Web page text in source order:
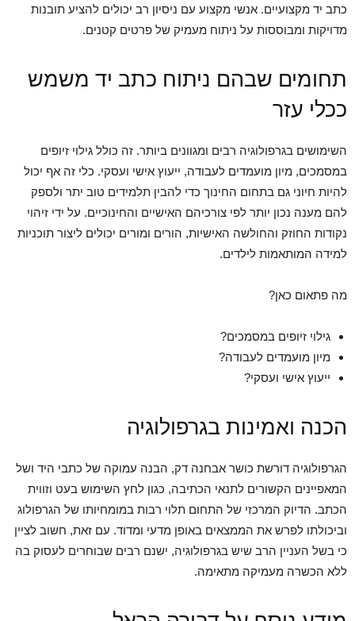
כתב יד מקצועיים. אנשי מקצוע עם ניסיון רב יכולים להציע תובנות
מדויקות ומבוססות על ניתוח מעמיק של פרטים קטנים.
תחומים שבהם ניתוח כתב יד משמש
ככלי עזר
השימושים בגרפולוגיה רבים ומגוונים ביותר. זה כולל גילוי זיופים
במסמכים, מיון מועמדים לעבודה, ייעוץ אישי ועסקי. כלי זה אף יכול
להיות חיוני גם בתחום החינוך כדי להבין תלמידים טוב יתר ולספק
להם מענה נכון יותר לפי צורכיהם האישיים והחינוכיים. על ידי זיהוי
נקודות החוזק והחולשה האישיות, הורים ומורים יכולים ליצור תוכניות
למידה המותאמות לילדים.
מה פתאום כאן?
גילוי זיופים במסמכים?
מיון מועמדים לעבודה?
ייעוץ אישי ועסקי?
הכנה ואמינות בגרפולוגיה
הגרפולוגיה דורשת כושר אבחנה דק, הבנה עמוקה של כתבי היד ושל
המאפיינים הקשורים לתנאי הכתיבה, כגון לחץ השימוש בעט וזווית
הכתב. הדיוק המרכזי של התחום תלוי רבות במומחיותו של הגרפולוג
וביכולתו לפרש את הממצאים באופן מדעי ומדוד. עם זאת, חשוב לציין
כי בשל העניין הרב שיש בגרפולוגיה, ישנם רבים שבוחרים לעסוק בה
ללא הכשרה מעמיקה מתאימה.